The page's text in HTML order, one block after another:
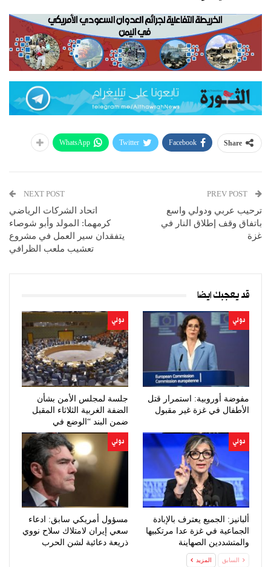
Share
Facebook
Twitter
WhatsApp
ترحيب عربي ودولي واسع
باتفاق وقف إطلاق النار في
غزة
NEXT POST
اتحاد الشركات الرياضي
كرمهما: المولد وأبو شوصاء
يتفقدان سير العمل في مشروع
تعشيب ملعب الظرافي
قد يعجبك ايضا
دولي
مفوضة أوروبية: استمرار قتل
الأطفال في غزة غير مقبول
دولي
جلسة لمجلس الأمن بشأن
الضفة الغربية الثلاثاء المقبل
ضمن البند “الوضع في
الشرق…
دولي
ألبانيز: الجميع يعترف بالإبادة
الجماعية في غزة عدا مرتكبيها
والمتشددين الصهاينة
دولي
مسؤول أمريكي سابق: ادعاء
سعي إيران لامتلاك سلاح نووي
ذريعة دعائية لشن الحرب
السابق المزيد